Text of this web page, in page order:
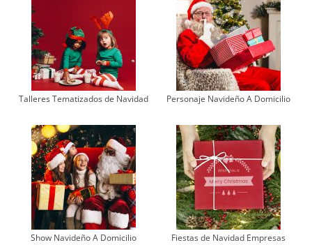
Talleres Tematizados de Navidad Personaje Navideño A Domicilio
Show Navideño A Domicilio Fiestas de Navidad Empresas